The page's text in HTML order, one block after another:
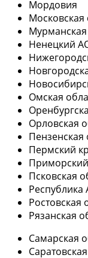
Мордовия
Московская
Мурманская
Ненецкий
Омская
Орловская
Пензенская
Пермский
Псковская
Республика
Ростовская
Рязанская
Самарская